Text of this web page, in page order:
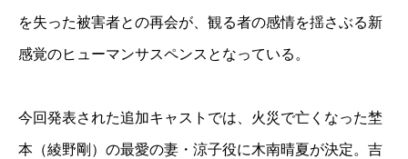
を失った被害者との再会が、観る者の感情を揺さぶる新
感覚のヒューマンサスペンスとなっている。
今回発表された追加キャストでは、火災で亡くなった埜
本（綾野剛）の最愛の妻・涼子役に木南晴夏が決定。吉